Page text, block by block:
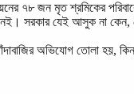
৭৮ জন মৃত শ্রমিকের
সরকার যেই আসুক না কেন,
অভিযোগ তোলা হয়,